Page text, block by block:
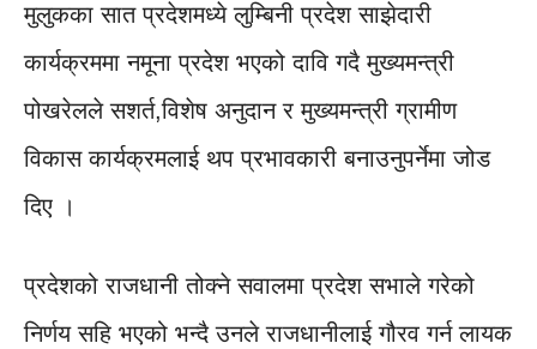
मुलुकका सात प्रदेशमध्ये लुम्बिनी प्रदेश साझेदारी
कार्यक्रममा नमूना प्रदेश भएको दावि गदै मुख्यमन्त्री
पोखरेलले सशर्त,विशेष अनुदान र मुख्यमन्त्री ग्रामीण
विकास कार्यक्रमलाई थप प्रभावकारी बनाउनुपर्नेमा जोड
दिए ।
प्रदेशको राजधानी तोक्ने सवालमा प्रदेश सभाले गरेको
निर्णय सहि भएको भन्दै उनले राजधानीलाई गौरव गर्न लायक